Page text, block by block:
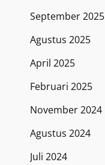
September 2025
Agustus 2025
April 2025
Februari 2025
November 2024
Agustus 2024
Juli 2024